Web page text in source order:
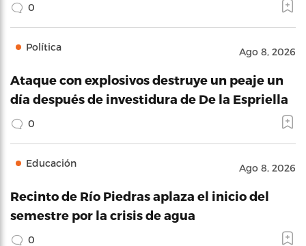
0
Política Ago 8, 2026
Ataque con explosivos destruye un peaje un
día después de investidura de De la Espriella
0
Educación Ago 8, 2026
Recinto de Río Piedras aplaza el inicio del
semestre por la crisis de agua
0